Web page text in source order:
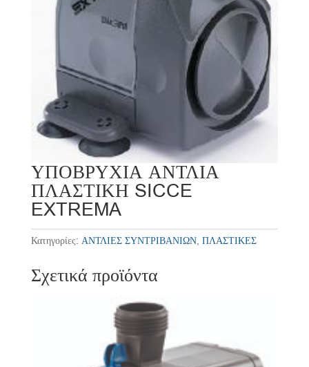
ΥΠΟΒΡΥΧΙΑ ΑΝΤΛΙΑ
ΠΛΑΣΤΙΚΗ SICCE
EXTREMA
Κατηγορίες: ΑΝΤΛΙΕΣ ΣΥΝΤΡΙΒΑΝΙΩΝ, ΠΛΑΣΤΙΚΕΣ
Σχετικά προϊόντα